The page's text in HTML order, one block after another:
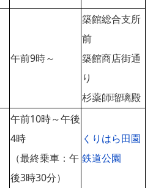
午前9時～
築館総合支所
前
築館商店街通
り
杉薬師瑠璃殿
午前10時～午後
4時
（最終乗車：午
後3時30分）
くりはら田園
鉄道公園